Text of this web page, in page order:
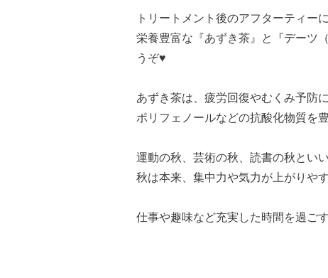
トリートメント後のアフターティーに
栄養豊富な『あずき茶』と『デーツ
うぞ♥
あずき茶は、疲労回復やむくみ予防に
ポリフェノールなどの抗酸化物質を
運動の秋、芸術の秋、読書の秋といい
秋は本来、集中力や気力が上がりやす
仕事や趣味など充実した時間を過ご